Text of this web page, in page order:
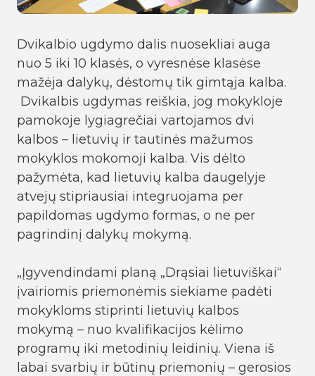
Dvikalbio ugdymo dalis nuosekliai auga
nuo 5 iki 10 klasės, o vyresnėse klasėse
mažėja dalykų, dėstomų tik gimtąja kalba.
Dvikalbis ugdymas reiškia, jog mokykloje
pamokoje lygiagrečiai vartojamos dvi
kalbos – lietuvių ir tautinės mažumos
mokyklos mokomoji kalba. Vis dėlto
pažymėta, kad lietuvių kalba daugelyje
atvejų stipriausiai integruojama per
papildomas ugdymo formas, o ne per
pagrindinį dalykų mokymą.
„Įgyvendindami planą „Drąsiai lietuviškai“
įvairiomis priemonėmis siekiame padėti
mokykloms stiprinti lietuvių kalbos
mokymą – nuo kvalifikacijos kėlimo
programų iki metodinių leidinių. Viena iš
labai svarbių ir būtinų priemonių – gerosios